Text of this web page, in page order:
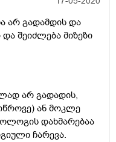
არ გადამდის და
შეიძლება მიზეზი
არ გადადის,
ან მოკლე
დახმარებაა
ჩარევა.